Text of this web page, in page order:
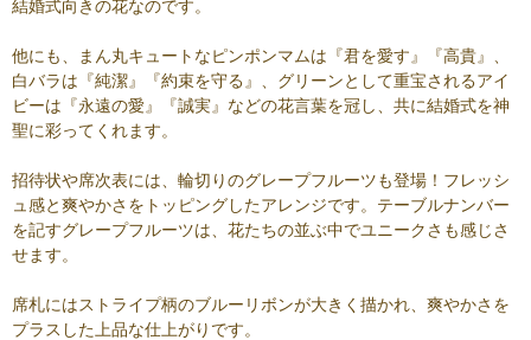
結婚式向きの花なのです。
他にも、まん丸キュートなピンポンマムは『君を愛す』『高貴』、
白バラは『純潔』『約束を守る』、グリーンとして重宝されるアイ
ビーは『永遠の愛』『誠実』などの花言葉を冠し、共に結婚式を神
聖に彩ってくれます。
招待状や席次表には、輪切りのグレープフルーツも登場！フレッシ
ュ感と爽やかさをトッピングしたアレンジです。テーブルナンバー
を記すグレープフルーツは、花たちの並ぶ中でユニークさも感じさ
せます。
席札にはストライプ柄のブルーリボンが大きく描かれ、爽やかさを
プラスした上品な仕上がりです。